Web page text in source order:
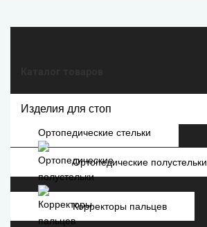
Изделия для стоп
Ортопедические стельки
Ортопедические полустельки
Корректоры пальцев